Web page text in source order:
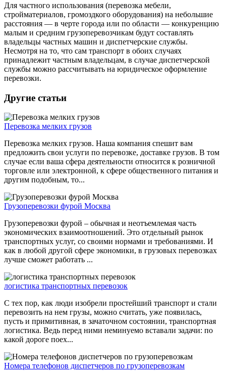
Для частного использования (перевозка мебели,
стройматериалов, громоздкого оборудования) на небольшие
расстояния — в черте города или по области — конкуренцию
малым и средним грузоперевозчикам будут составлять
владельцы частных машин и диспетчерские службы.
Несмотря на то, что сам транспорт в обоих случаях
принадлежит частным владельцам, в случае диспетчерской
службы можно рассчитывать на юридическое оформление
перевозки.
Другие статьи
Перевозка мелких грузов
Перевозка мелких грузов. Наша компания спешит вам
предложить свои услуги по перевозке, доставке грузов. В том
случае если ваша сфера деятельности относится к розничной
торговле или электронной, к сфере общественного питания и
другим подобным, то...
Грузоперевозки фурой Москва
Грузоперевозки фурой – обычная и неотъемлемая часть
экономических взаимоотношений. Это отдельный рынок
транспортных услуг, со своими нормами и требованиями. И
как в любой другой сфере экономики, в грузовых перевозках
лучше сможет работать ...
логистика транспортных перевозок
С тех пор, как люди изобрели простейший транспорт и стали
перевозить на нем грузы, можно считать, уже появилась,
пусть и примитивная, в зачаточном состоянии, транспортная
логистика. Ведь перед ними неминуемо вставали задачи: по
какой дороге поех...
Номера телефонов диспетчеров по грузоперевозкам